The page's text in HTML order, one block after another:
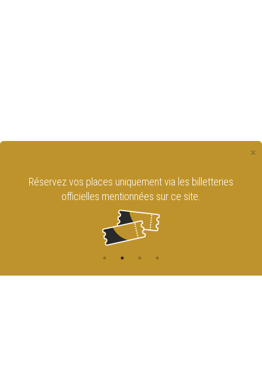
×
Réservez vos places uniquement via les billetteries
officielles mentionnées sur ce site.